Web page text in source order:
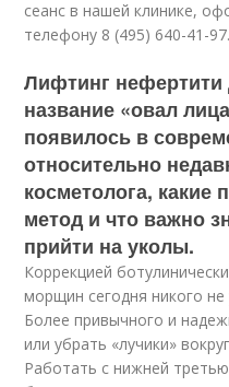
сеанс в нашей клинике,
телефону 8 (495) 640-41-97.
Лифтинг нефертити
название «овал
появилось в
относительно
косметолога,
метод и что важно
прийти на уколы.
Коррекцией
морщин сегодня никого
Более привычного и
или убрать «лучики»
Работать с нижней